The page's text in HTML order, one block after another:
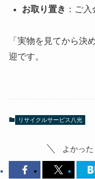
お取り置き ：ご
「実物を見てから決
迎です。
リサイクルサービス八光
よかっ